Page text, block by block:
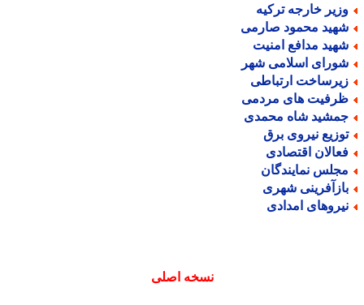
خارجه ترکیه
محمود صارمی
مدافع امنیت
اسلامی شهر
ارتباطی
های مردمی
شاه محمدی
نیروی برق
اقتصادی
نمایندگان
شهری
امدادی
نسخه اصلی